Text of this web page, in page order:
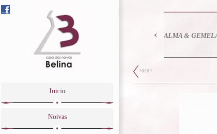
Inicio
Noivas
ALMA &
5038.7